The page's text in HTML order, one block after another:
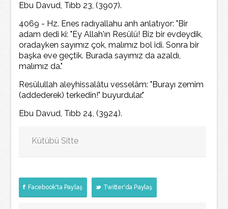
Ebu Davud, Tıbb 23, (3907).
4069 - Hz. Enes radıyallahu anh anlatıyor: "Bir
adam dedi ki: "Ey Allah'ın Resûlü! Biz bir evdeydik,
oradayken sayımız çok, malımız bol idi. Sonra bir
başka eve geçtik. Burada sayımız da azaldı,
malımız da."
Resûlullah aleyhissalâtu vesselâm: "Burayı zemîm
(addederek) terkedin!" buyurdular."
Ebu Davud, Tıbb 24, (3924).
Kütübü Sitte
Facebook'ta Paylaş Twitter'da Paylaş